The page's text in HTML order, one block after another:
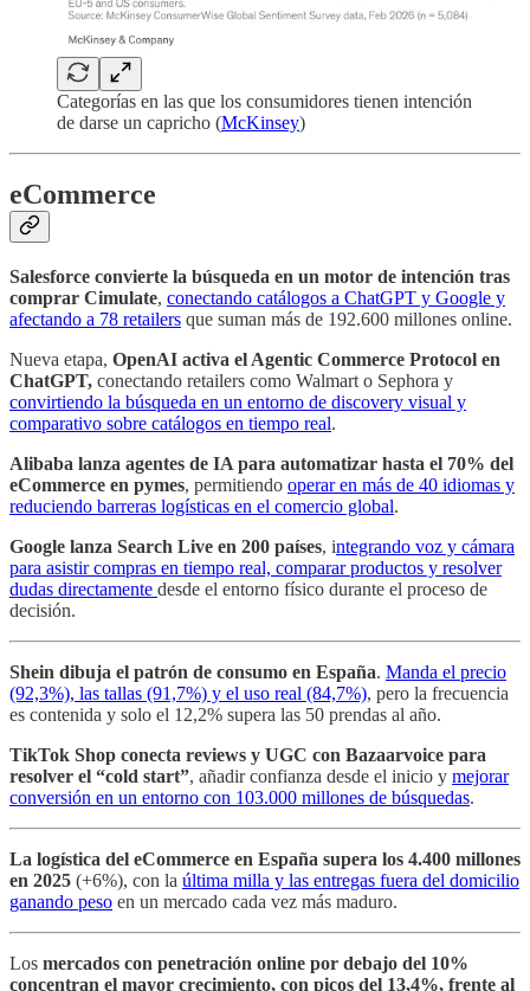
Categorías en las que los consumidores tienen intención
de darse un capricho (McKinsey)
eCommerce
Salesforce convierte la búsqueda en un motor de intención tras
comprar Cimulate, conectando catálogos a ChatGPT y Google y
afectando a 78 retailers que suman más de 192.600 millones online.
Nueva etapa, OpenAI activa el Agentic Commerce Protocol en
ChatGPT, conectando retailers como Walmart o Sephora y
convirtiendo la búsqueda en un entorno de discovery visual y
comparativo sobre catálogos en tiempo real.
Alibaba lanza agentes de IA para automatizar hasta el 70% del
eCommerce en pymes, permitiendo operar en más de 40 idiomas y
reduciendo barreras logísticas en el comercio global.
Google lanza Search Live en 200 países, integrando voz y cámara
para asistir compras en tiempo real, comparar productos y resolver
dudas directamente desde el entorno físico durante el proceso de
decisión.
Shein dibuja el patrón de consumo en España. Manda el precio
(92,3%), las tallas (91,7%) y el uso real (84,7%), pero la frecuencia
es contenida y solo el 12,2% supera las 50 prendas al año.
TikTok Shop conecta reviews y UGC con Bazaarvoice para
resolver el “cold start”, añadir confianza desde el inicio y mejorar
conversión en un entorno con 103.000 millones de búsquedas.
La logística del eCommerce en España supera los 4.400 millones
en 2025 (+6%), con la última milla y las entregas fuera del domicilio
ganando peso en un mercado cada vez más maduro.
Los mercados con penetración online por debajo del 10%
concentran el mayor crecimiento, con picos del 13,4%, frente al